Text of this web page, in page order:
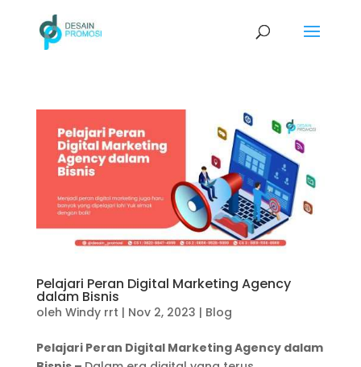
Pelajari Peran Digital Marketing Agency
dalam Bisnis
oleh Windy rrt | Nov 2, 2023 | Blog
Pelajari Peran Digital Marketing Agency dalam